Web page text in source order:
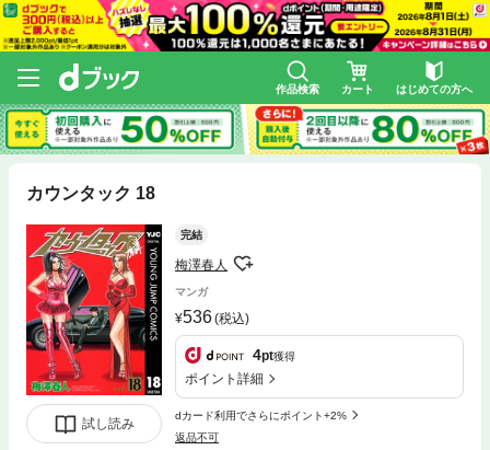
作品検索 カート はじめての方へ
カウンタック 18
試し読み
完結
梅澤春人
マンガ
536(税込)
4pt獲得
ポイント詳細
dカード利用でさらにポイント+2%
返品不可